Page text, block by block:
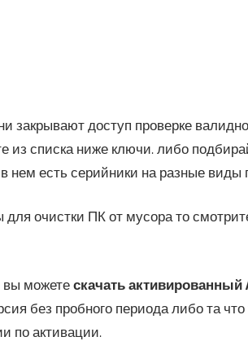
закрывают доступ проверке
списка ниже ключи. либо
нем есть серийники на разные виды
очистки ПК от мусора то
вы можетескачать активированный
без пробного периода либо та что
по активации.